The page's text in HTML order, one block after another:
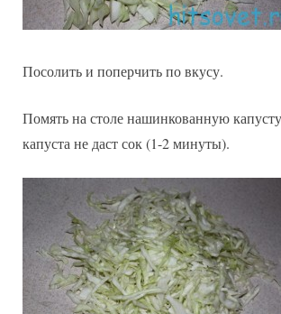
Посолить и поперчить по вкусу.
Помять на столе нашинкованную
капуста не даст сок (1-2 минуты).